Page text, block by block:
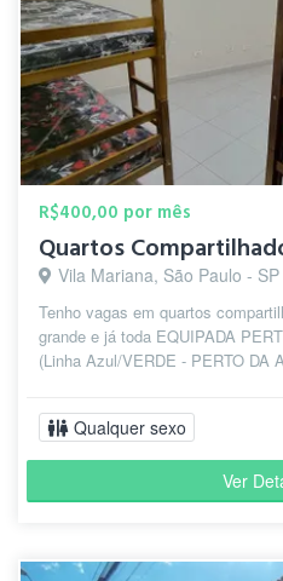
R$400,00 por mês
Vila Mariana, São Paulo - SP
Tenho vagas em quartos
grande e já toda EQUIPADA
(Linha Azul/VERDE - PERTO DA
Qualquer sexo
Ver